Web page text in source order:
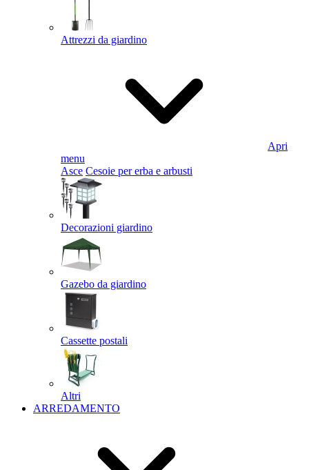
Attrezzi da giardino
Apri
menu
Asce Cesoie per erba e arbusti
Decorazioni giardino
Gazebo da giardino
Cassette postali
Altri
ARREDAMENTO